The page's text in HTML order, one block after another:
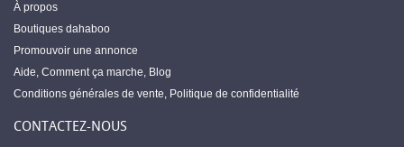
À propos
Boutiques dahaboo
Promouvoir une annonce
Aide, Comment ça marche, Blog
Conditions générales de vente, Politique de confidentialité
CONTACTEZ-NOUS